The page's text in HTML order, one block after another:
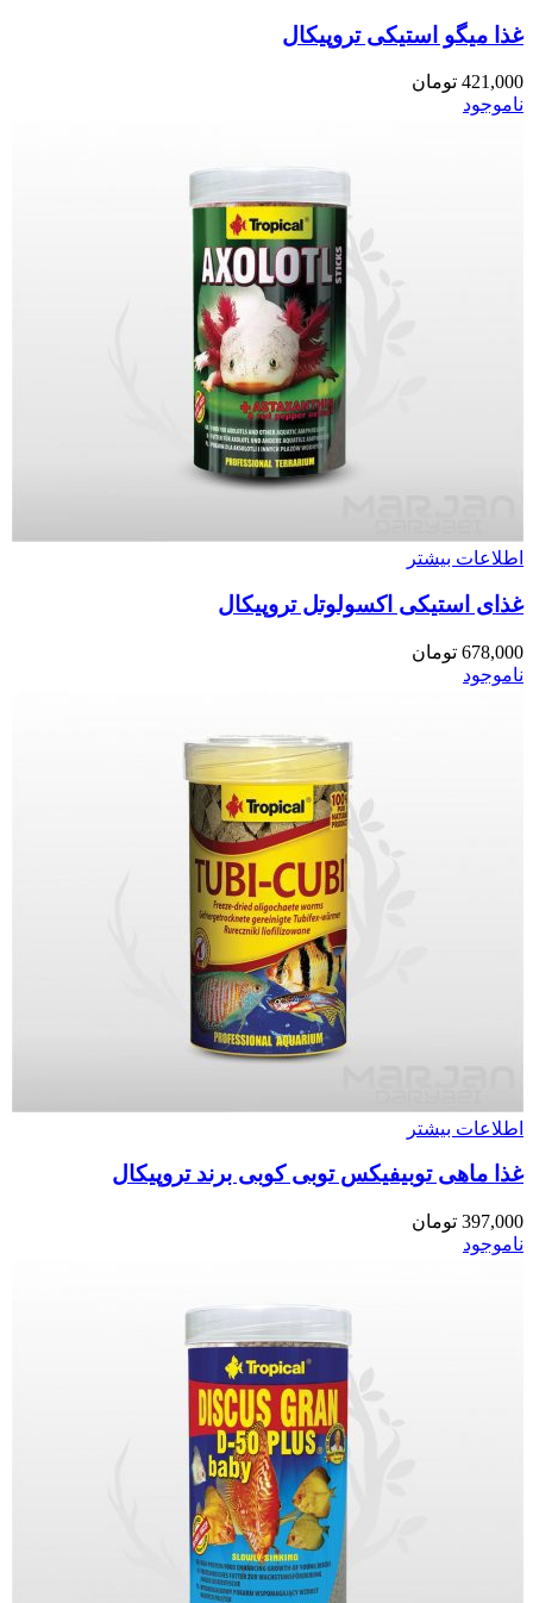
غذا میگو استیکی تروپیکال
421,000 تومان
ناموجود
اطلاعات بیشتر
غذای استیکی اکسولوتل تروپیکال
678,000 تومان
ناموجود
اطلاعات بیشتر
غذا ماهی توبیفیکس توبی کوبی برند تروپیکال
397,000 تومان
ناموجود